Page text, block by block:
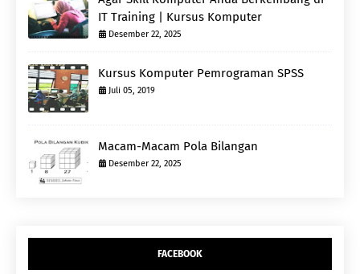
IT Training | Kursus Komputer
Desember 22, 2025
Kursus Komputer Pemrograman SPSS
Juli 05, 2019
Macam-Macam Pola Bilangan
Desember 22, 2025
FACEBOOK